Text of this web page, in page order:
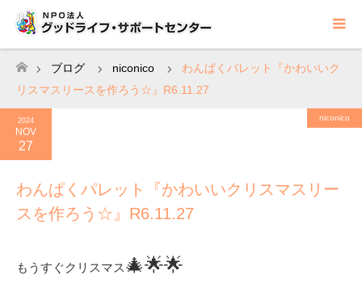
ホーム
ブログ niconico
わんぱくパレット『かわいいク
リスマスリースを作ろう☆』R6.11.27
2024
NOV
27
niconico
わんぱくパレット『かわいいクリスマスリー
スを作ろう☆』R6.11.27
もうすぐクリスマス🎄🌟🌟